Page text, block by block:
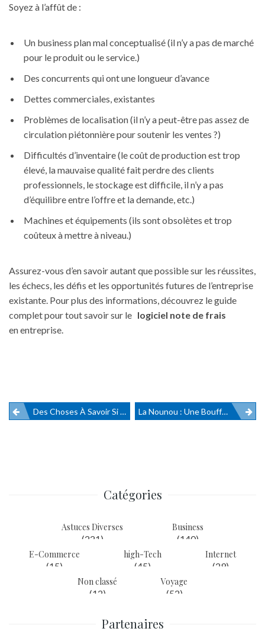
Soyez à l’affût de :
Un business plan mal conceptualisé (il n’y a pas de marché
pour le produit ou le service.)
Des concurrents qui ont une longueur d’avance
Dettes commerciales, existantes
Problèmes de localisation (il n’y a peut-être pas assez de
circulation piétonnière pour soutenir les ventes ?)
Difficultés d’inventaire (le coût de production est trop
élevé, la mauvaise qualité fait perdre des clients
professionnels, le stockage est difficile, il n’y a pas
d’équilibre entre l’offre et la demande, etc.)
Machines et équipements (ils sont obsolètes et trop
coûteux à mettre à niveau.)
Assurez-vous d’en savoir autant que possible sur les réussites,
les échecs, les défis et les opportunités futures de l’entreprise
existante. Pour plus des informations, découvrez le guide
complet pour tout savoir sur le logiciel note de frais
en entreprise.
Navigation
Des Choses À Savoir Si Vous Envisagez Une Greffe De Barbe À Paris La Nounou : Une Bouffée D’air Frais Pour Les Parents
Catégories
Astuces Diverses
(221)
Business
(140)
E-Commerce
(15)
high-Tech
(45)
Internet
(29)
Non classé
(12)
Voyage
(52)
Partenaires